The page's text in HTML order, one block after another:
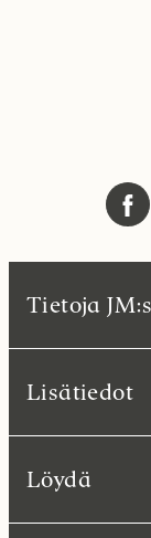
Tietoja
Lisätiedot
Löydä